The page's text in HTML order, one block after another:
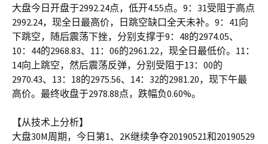
大盘今日开盘于2992.24点，低开4.55点。9：31受阻于高点
2992.24，现全日最高价，日跳空缺口全天未补。9：41向
下跳空，随后震荡下挫，分别支撑于9：48的2974.05、
10：44的2968.83、11：06的2961.22，现全日最低价。11：
14向上跳空，然后震荡反弹，分别受阻于13：00的
2970.43、13：18的2975.56、14：32的2981.20，现下午最
高价。最终收盘于2978.88点，跌幅负0.60%。
【从技术上分析】
大盘30M周期，今日第1、2K继续争夺20190521和20190529